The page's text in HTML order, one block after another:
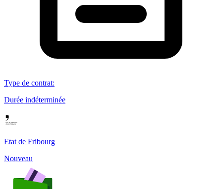
Type de contrat:
Durée indéterminée
Etat de Fribourg
Nouveau